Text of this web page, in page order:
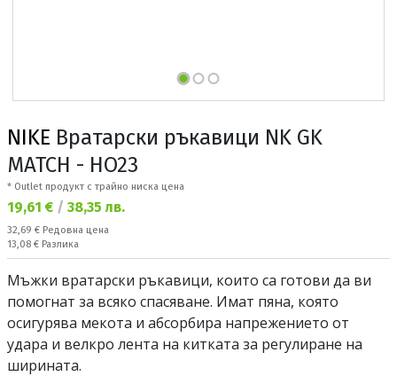
NIKE Вратарски ръкавици NK GK
MATCH - HO23
* Outlet продукт с трайно ниска цена
Текуща цена:
19,61 € / 38,35 лв.
Редовна цена:
32,69 € Редовна цена
Спестявате:
13,08 € Разлика
Мъжки вратарски ръкавици, които са готови да ви
помогнат за всяко спасяване. Имат пяна, която
осигурява мекота и абсорбира напрежението от
удара и велкро лента на китката за регулиране на
ширината.